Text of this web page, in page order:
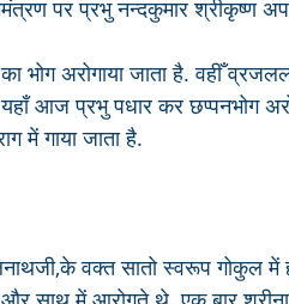
पर प्रभु नन्दकुमार श्रीकृष्ण
भोग अरोगाया जाता है. वहीँ
यहाँ आज प्रभु पधार कर छप्पनभोग
में गाया जाता है.
वक्त सातो स्वरूप गोकुल में